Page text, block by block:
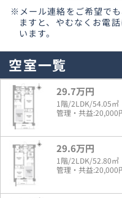
※メール連絡をご希望で
ますと、やむなくお電
います。
空室一覧
29.7万円
1階/2LDK/54.05㎡
管理・共益:20,000
29.6万円
1階/2LDK/52.80㎡
管理・共益:20,000